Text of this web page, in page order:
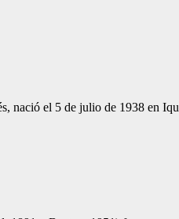
nació el 5 de julio de 1938 en